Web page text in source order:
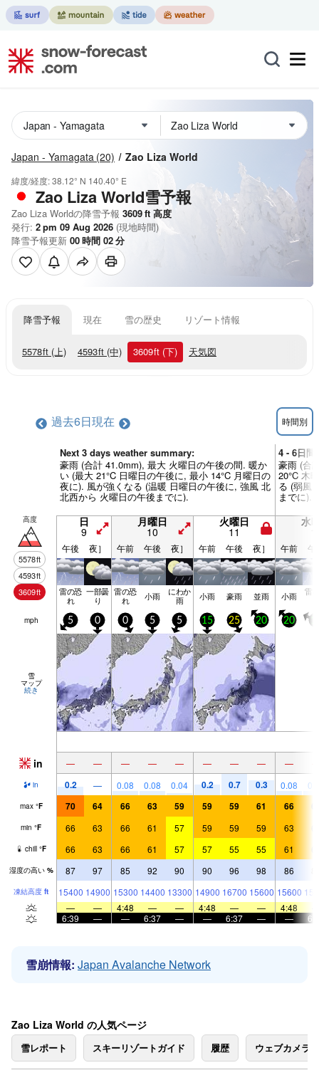
Japan - Yamagata (20) Zao Liza World
緯度/経度:38.12° N 140.40° E
Zao Liza World雪予報
Zao Liza Worldの降雪予報 3609ft 高度
発行: 2 pm 09 Aug 2026 (現地時間)
降雪予報更新 00時間 02分
降雪予報 現在 雪の歴史 リゾート情報
5578ft (上) 4593ft (中) 3609ft (下) 天気図
過去6日現在 時間別
Next 3 days weather summary:
豪雨 (合計 41.0mm), 最大 火曜日の午後の間. 暖か
い (最大 21°C 日曜日の午後に, 最小 14°C 月曜日の
夜に). 風が強くなる (温暖 日曜日の午後に, 強風 北
北西から 火曜日の午後までに).
4 - 6日
豪雨 (合
20°C 木
る (弱風
までに).
高度
5578ft
4593ft
3609ft
日
9
月曜日
10
火曜日
11
水
午後 夜］ 午前 午後 夜］ 午前 午後 夜］ 午前 午
雷の恐
れ
一部曇
り
雷の恐
れ 小雨 にわか
雨 小雨 豪雨 並雨 小雨 雷
mph 5 0 0 5 5 15 25 20 20
雪
マップ
続き
in — — — — — — — — —
in 0.2 — 0.08 0.08 0.04 0.2 0.7 0.3 0.08
max °F 70 64 66 63 59 59 59 61 66
min °F 66 63 66 61 57 59 59 59 63
chill °F 66 63 66 61 57 57 55 55 61
湿度の高い % 87 97 85 92 90 90 96 98 86
凍結高度 ft 15400 14900 15300 14400 13300 14900 16700 15600 15600
—
— 4:48 — — 4:48 — — 4:48
6:39
— — 6:37 — — 6:37 — —
雪崩情報: Japan Avalanche Network
Zao Liza World の人気ページ
雪レポート スキーリゾートガイド 履歴 ウェブカメラ